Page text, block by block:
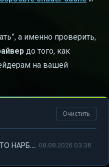
а именно проверить,
до того, как
на вашей
Очистить
ШЕЙДЕР КАК ПРОВЕРИТЬ ЧТО НАРБОТАЕТ: как быстро понять, почему в *Minecraft* не включаются эффекты 08.08.2026 03:36